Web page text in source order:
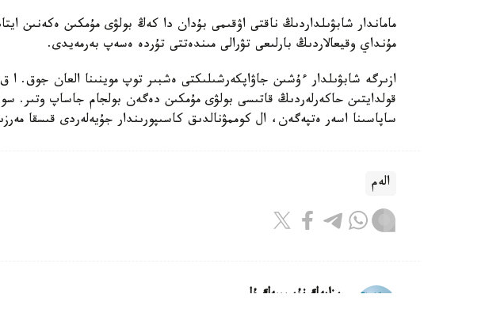
ماماندار شابۋىلداردىڭ ناقتى اۋقىمى بۇدان دا كەڭ بولۋى مۇمكىن ەكەنىن
مۇنداي وقيعالاردىڭ بارلىعى تۋرالى مىندەتتى تۇردە ەسەپ بەرمەيدى.
ازىرگە شابۋىلدار ءۇشىن جاۋاپكەرشىلىكتى ەشبىر توپ موينىنا العان جوق.
قولدايتىن حاكەرلەردىڭ قاتىسى بولۋى مۇمكىن دەگەن بولجام جاساپ وتىر.
ساپاسىنا اسەر ەتپەگەن، ال كوممۋنالدىق كاسىپورىندار جۇيەلەردى قىسقا
الەم
ريزابەك نۇسىپبەك ۇلى